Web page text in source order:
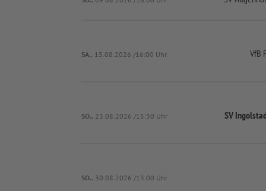
SA.. 15.08.2026 /16:00 Uhr VfB
SO.. 23.08.2026 /15:30 Uhr SV
SO.. 30.08.2026 /13:00 Uhr